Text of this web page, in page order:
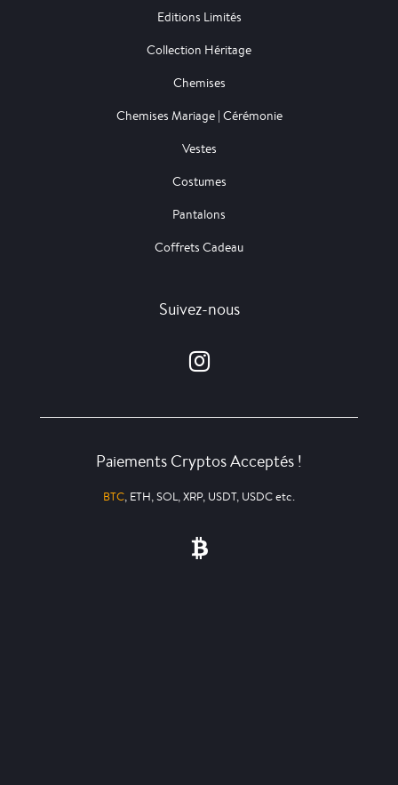
Editions Limités
Collection Héritage
Chemises
Chemises Mariage | Cérémonie
Vestes
Costumes
Pantalons
Coffrets Cadeau
Suivez-nous
Paiements Cryptos Acceptés !
BTC, ETH, SOL, XRP, USDT, USDC etc.